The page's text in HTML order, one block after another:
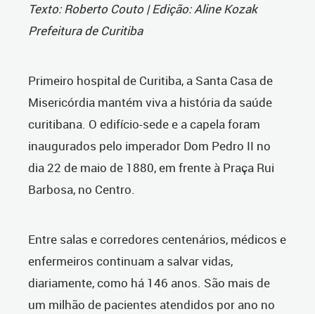
Texto: Roberto Couto | Edição: Aline Kozak
Prefeitura de Curitiba
Primeiro hospital de Curitiba, a Santa Casa de
Misericórdia mantém viva a história da saúde
curitibana. O edifício-sede e a capela foram
inaugurados pelo imperador Dom Pedro II no
dia 22 de maio de 1880,em frente à Praça Rui
Barbosa, no Centro.
Entre salas e corredores centenários, médicos e
enfermeiros continuam a salvar vidas,
diariamente, como há 146 anos. São mais de
um milhão de pacientes atendidos por ano no